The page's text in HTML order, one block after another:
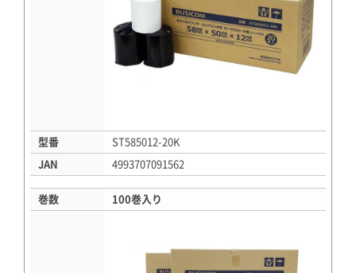
型番 ST585012-20K
JAN 4993707091562
巻数 100巻入り